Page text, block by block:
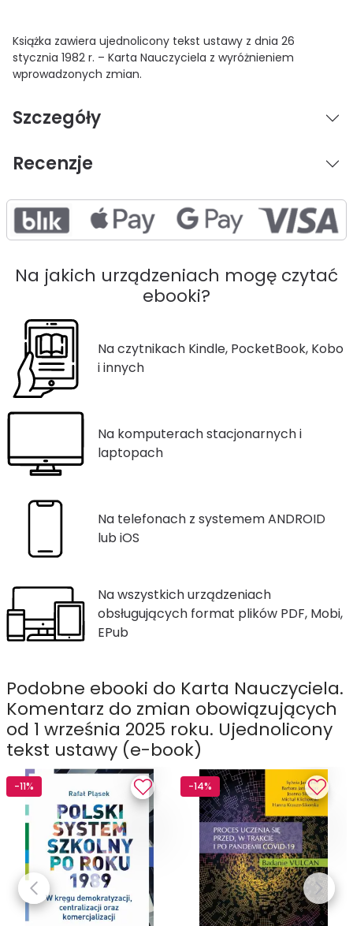
Książka zawiera ujednolicony tekst ustawy z dnia 26
stycznia 1982 r. – Karta Nauczyciela z wyróżnieniem
wprowadzonych zmian.
Szczegóły
Recenzje
Na jakich urządzeniach mogę czytać
ebooki?
Na czytnikach Kindle, PocketBook, Kobo
i innych
Na komputerach stacjonarnych i
laptopach
Na telefonach z systemem ANDROID
lub iOS
Na wszystkich urządzeniach
obsługujących format plików PDF, Mobi,
EPub
Podobne ebooki do Karta Nauczyciela.
Komentarz do zmian obowiązujących
od 1 września 2025 roku. Ujednolicony
tekst ustawy (e-book)
-11% -14%